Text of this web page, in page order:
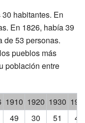
habitantes. En
En 1826, había 39
de 53 personas.
pueblos más
población entre
1910 1920 1930
49 30 51 41